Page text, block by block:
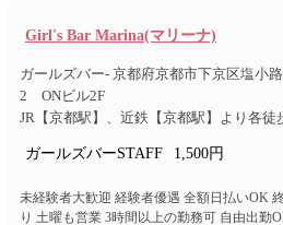
Girl's Bar Marina(マリーナ)
ガールズバー- 京都府京都市下京区塩小
2 ONビル2F
JR【京都駅】、近鉄【京都駅】より各徒
ガールズバーSTAFF 1,500円
未経験者大歓迎 経験者優遇 全額日払いOK
り 土曜も営業 3時間以上の勤務可 自由出勤